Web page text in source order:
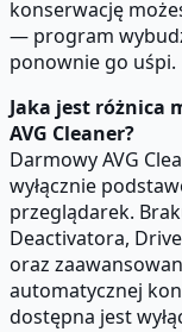
konserwację
— program
ponownie go uśpi.
Jaka jest różnica
AVG Cleaner?
Darmowy AVG
wyłącznie
przeglądarek.
Deactivatora,
oraz
automatycznej
dostępna jest